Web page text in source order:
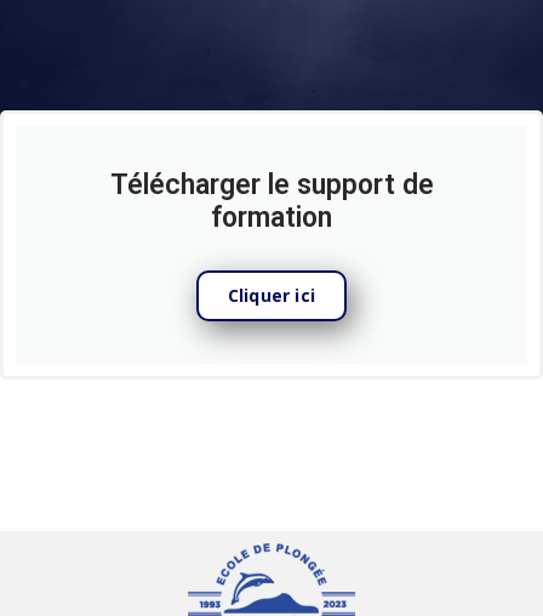
Télécharger le support de
formation
Cliquer ici